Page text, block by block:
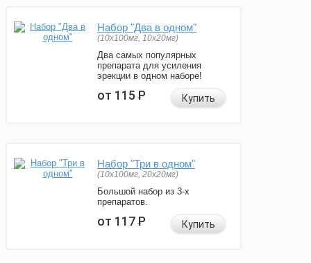
Набор "Два в одном"
(10x100мг, 10x20мг)
Два самых популярных
препарата для усиления
эрекции в одном наборе!
от 115Р Купить
Набор "Три в одном"
(10x100мг, 20x20мг)
Большой набор из 3-х
препаратов.
от 117Р Купить